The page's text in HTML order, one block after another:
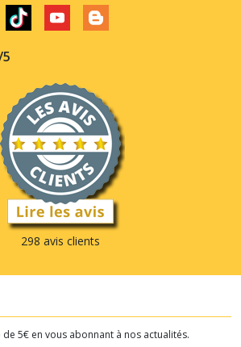
298 avis clients
5€ en vous abonnant à nos actualités.